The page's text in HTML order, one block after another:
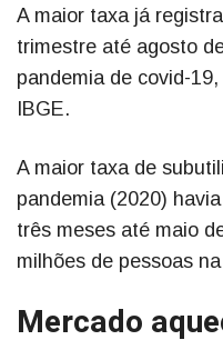
A maior taxa já
trimestre até agosto
pandemia de covid-
IBGE.
A maior taxa de
pandemia (2020)
três meses até maio
milhões de pessoas
Mercado